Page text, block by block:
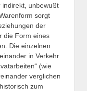
indirekt, unbewußt
sorgt
der
die Form eines
Die einzelnen
in Verkehr
(wie
verglichen
zum